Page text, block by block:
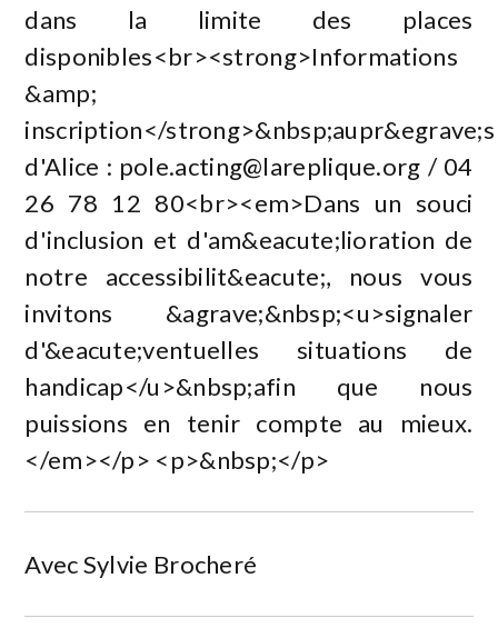
dans la limite des places
disponibles<br><strong>Informations
&amp;
inscription</strong>&nbsp;aupr&egrave;s
d'Alice : pole.acting@lareplique.org / 04
26 78 12 80<br><em>Dans un souci
d'inclusion et d'am&eacute;lioration de
notre accessibilit&eacute;, nous vous
invitons &agrave;&nbsp;<u>signaler
d'&eacute;ventuelles situations de
handicap</u>&nbsp;afin que nous
puissions en tenir compte au mieux.
</em></p> <p>&nbsp;</p>
Avec Sylvie Brocheré